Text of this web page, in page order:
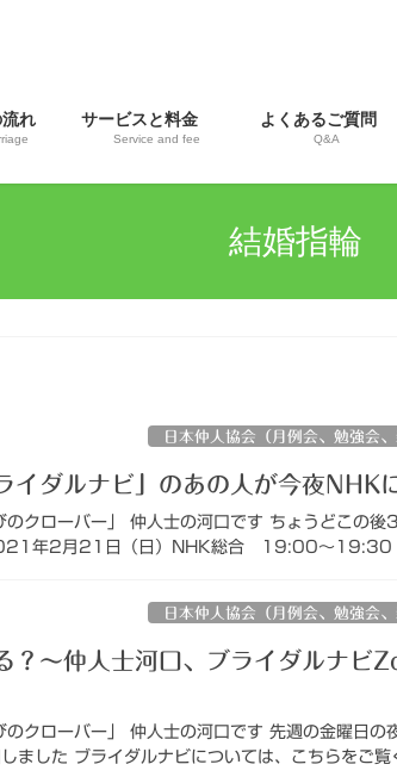
流れ サービスと料金
Service and fee
よくあるご質問
Q&A
結婚指輪
日本仲人協会（月例会、勉強会、
イダルナビ」のあの人が今夜NHK
クローバー」 仲人士の河口です ちょうどこの後
2021年2月21日（日）NHK総合 19:00～
日本仲人協会（月例会、勉強会、
～仲人士河口、ブライダルナビ
クローバー」 仲人士の河口です 先週の金曜日の
ました ブライダルナビについては、こちらをご